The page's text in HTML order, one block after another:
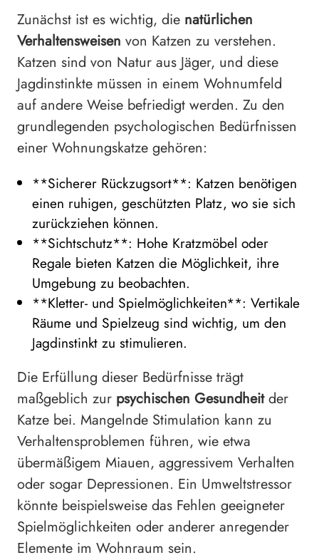
Zunächst ist es wichtig, die natürlichen
Verhaltensweisen von Katzen zu verstehen.
Katzen sind von Natur aus Jäger, und diese
Jagdinstinkte müssen in einem Wohnumfeld
auf andere Weise befriedigt werden. Zu den
grundlegenden psychologischen Bedürfnissen
einer Wohnungskatze gehören:
**Sicherer Rückzugsort**: Katzen benötigen
einen ruhigen, geschützten Platz, wo sie sich
zurückziehen können.
**Sichtschutz**: Hohe Kratzmöbel oder
Regale bieten Katzen die Möglichkeit, ihre
Umgebung zu beobachten.
**Kletter- und Spielmöglichkeiten**: Vertikale
Räume und Spielzeug sind wichtig, um den
Jagdinstinkt zu stimulieren.
Die Erfüllung dieser Bedürfnisse trägt
maßgeblich zur psychischen Gesundheitder
Katze bei. Mangelnde Stimulation kann zu
Verhaltensproblemen führen, wie etwa
übermäßigem Miauen, aggressivem Verhalten
oder sogar Depressionen. Ein Umweltstressor
könnte beispielsweise das Fehlen geeigneter
Spielmöglichkeiten oder anderer anregender
Elemente im Wohnraum sein.